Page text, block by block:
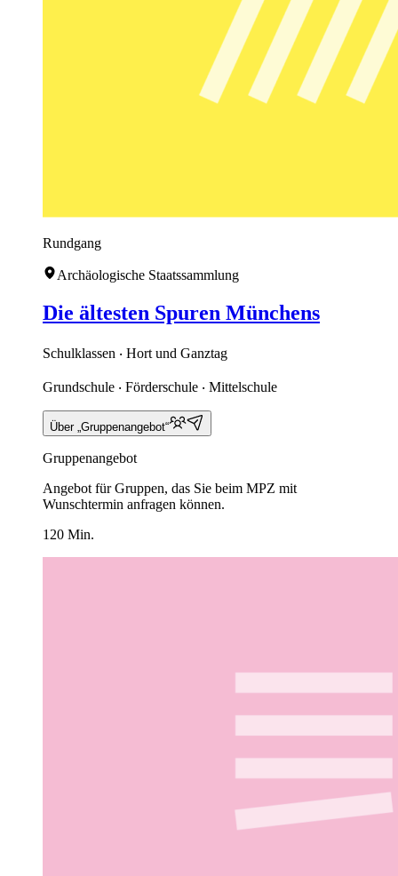
Rundgang
Archäologische Staatssammlung
Die ältesten Spuren Münchens
Schulklassen ‧ Hort und Ganztag
Grundschule ‧ Förderschule ‧ Mittelschule
Über „Gruppenangebot“
Gruppenangebot
Angebot für Gruppen, das Sie beim MPZ mit
Wunschtermin anfragen können.
120 Min.